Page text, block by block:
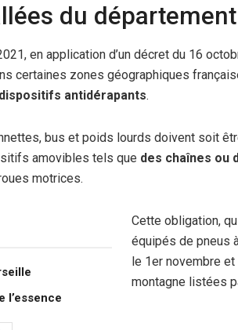
du
en application d’un décret du 16
certaines zones géographiques
antidérapants.
bus et poids lourds doivent soit
amovibles tels que des chaînes ou
motrices.
l’essence
Cette obligation,
équipés de pneus
le 1er novembre
montagne listées